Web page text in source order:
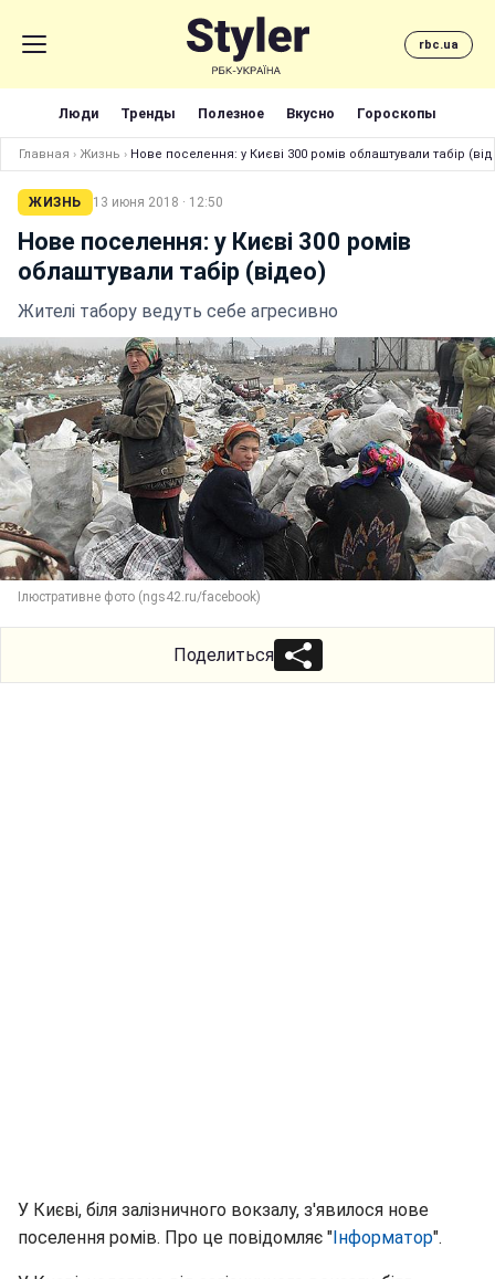
rbc.ua
Люди Тренды Полезное Вкусно Гороскопы
Главная › Жизнь › Нове поселення: у Києві 300 ромів облаштували табір
ЖИЗНЬ 13 июня 2018 · 12:50
Нове поселення: у Києві 300 ромів
облаштували табір (відео)
Жителі табору ведуть себе агресивно
Ілюстративне фото (ngs42.ru/facebook)
Поделиться
У Києві, біля залізничного вокзалу, з'явилося нове
поселення ромів. Про це повідомляє "Інформатор".